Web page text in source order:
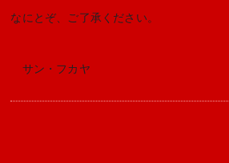
なにとぞ、ご了承ください。
サン・フカヤ